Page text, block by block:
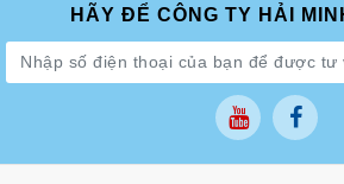
HÃY ĐỂ CÔNG TY HẢI